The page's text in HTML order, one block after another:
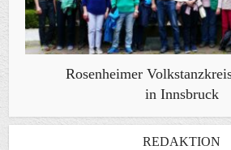
Rosenheimer
in Innsbruck
REDAKTION